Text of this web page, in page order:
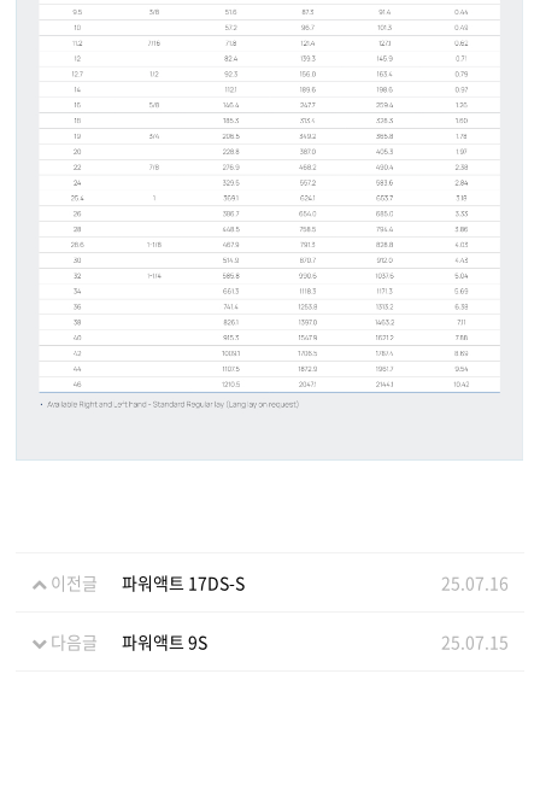
이전글 파워액트 17DS-S 25.07.16
다음글 파워액트 9S 25.07.15